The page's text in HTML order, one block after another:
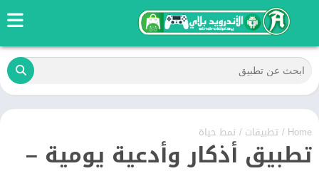
Home
/ تطبيقات / نمط حياة
تطبيق أذكار وأدعية يومية –